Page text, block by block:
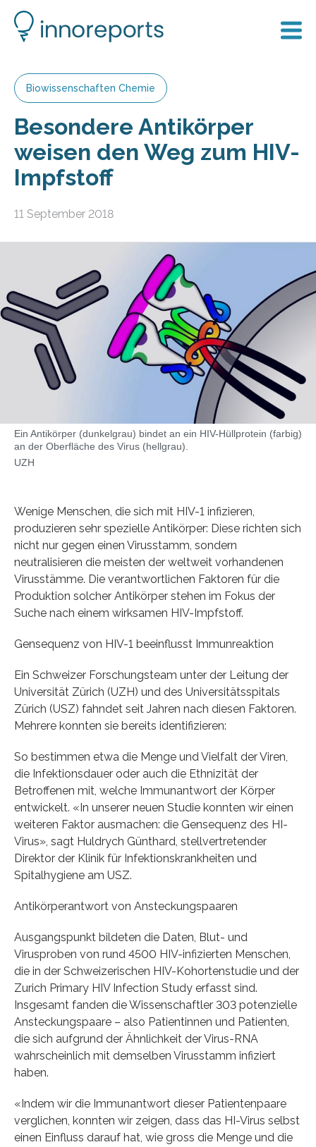
Biowissenschaften Chemie
Besondere Antikörper
weisen den Weg zum HIV-
Impfstoff
11 September 2018
Ein Antikörper (dunkelgrau) bindet an ein HIV-Hüllprotein (farbig)
an der Oberfläche des Virus (hellgrau).
UZH
Wenige Menschen, die sich mit HIV-1 infizieren,
produzieren sehr spezielle Antikörper: Diese richten sich
nicht nur gegen einen Virusstamm, sondern
neutralisieren die meisten der weltweit vorhandenen
Virusstämme. Die verantwortlichen Faktoren für die
Produktion solcher Antikörper stehen im Fokus der
Suche nach einem wirksamen HIV-Impfstoff.
Gensequenz von HIV-1 beeinflusst Immunreaktion
Ein Schweizer Forschungsteam unter der Leitung der
Universität Zürich (UZH) und des Universitätsspitals
Zürich (USZ) fahndet seit Jahren nach diesen Faktoren.
Mehrere konnten sie bereits identifizieren:
So bestimmen etwa die Menge und Vielfalt der Viren,
die Infektionsdauer oder auch die Ethnizität der
Betroffenen mit, welche Immunantwort der Körper
entwickelt. «In unserer neuen Studie konnten wir einen
weiteren Faktor ausmachen: die Gensequenz des HI-
Virus», sagt Huldrych Günthard, stellvertretender
Direktor der Klinik für Infektionskrankheiten und
Spitalhygiene am USZ.
Antikörperantwort von Ansteckungspaaren
Ausgangspunkt bildeten die Daten, Blut- und
Virusproben von rund 4500 HIV-infizierten Menschen,
die in der Schweizerischen HIV-Kohortenstudie und der
Zurich Primary HIV Infection Study erfasst sind.
Insgesamt fanden die Wissenschaftler 303 potenzielle
Ansteckungspaare – also Patientinnen und Patienten,
die sich aufgrund der Ähnlichkeit der Virus-RNA
wahrscheinlich mit demselben Virusstamm infiziert
haben.
«Indem wir die Immunantwort dieser Patientenpaare
verglichen, konnten wir zeigen, dass das HI-Virus selbst
einen Einfluss darauf hat, wie gross die Menge und die